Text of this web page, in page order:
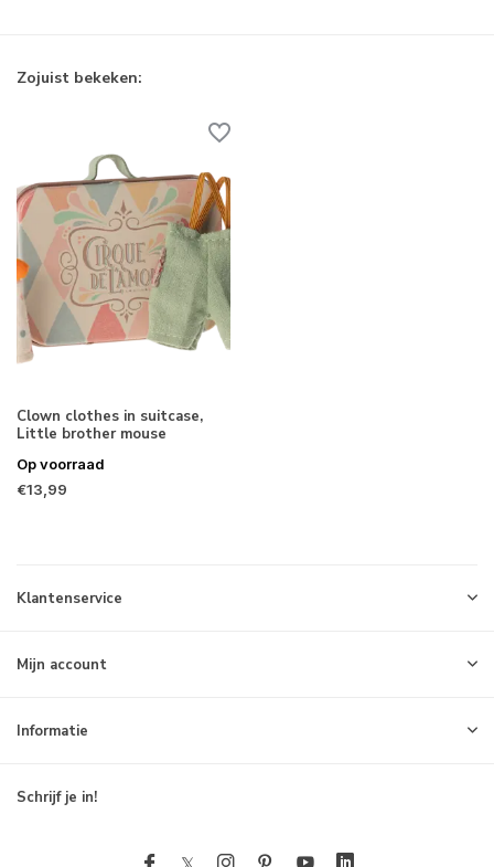
Zojuist bekeken:
Clown clothes in suitcase,
Little brother mouse
Op voorraad
€13,99
Klantenservice
Mijn account
Informatie
Schrijf je in!